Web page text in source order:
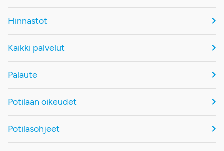
Hinnastot
Kaikki palvelut
Palaute
Potilaan oikeudet
Potilasohjeet